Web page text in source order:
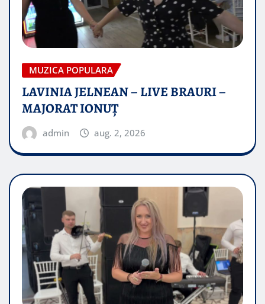
MUZICA POPULARA
LAVINIA JELNEAN – LIVE BRAURI –
MAJORAT IONUŢ
admin aug. 2, 2026